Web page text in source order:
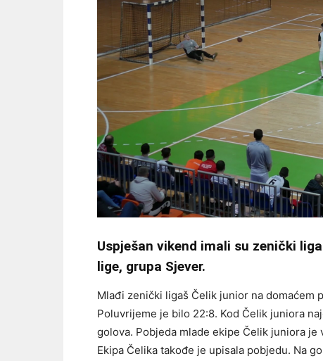
Uspješan vikend imali su zenički
lige, grupa Sjever.
Mlađi zenički ligaš Čelik junior na domaćem
Poluvrijeme je bilo 22:8. Kod Čelik juniora
golova. Pobjeda mlade ekipe Čelik juniora
Ekipa Čelika takođe je upisala pobjedu. Na